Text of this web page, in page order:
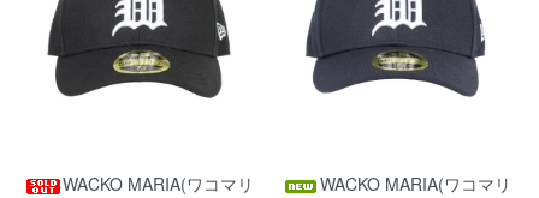
WACKO MARIA(ワコマリ
WACKO MARIA(ワコマリ